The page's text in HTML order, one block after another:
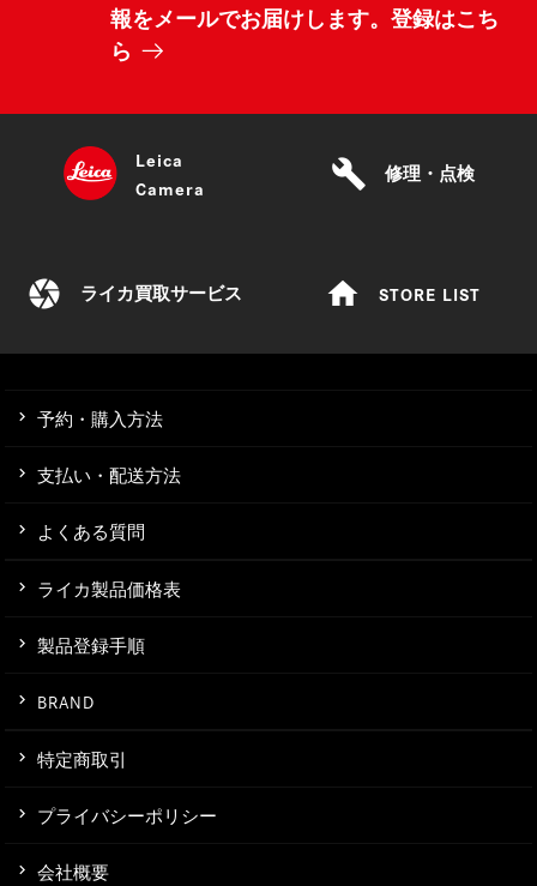
報をメールでお届けします。登録はこち
ら
Leica
Camera
build 修理・点検
camera ライカ買取サービス home STORE LIST
予約・購入方法
支払い・配送方法
よくある質問
ライカ製品価格表
製品登録手順
BRAND
特定商取引
プライバシーポリシー
会社概要